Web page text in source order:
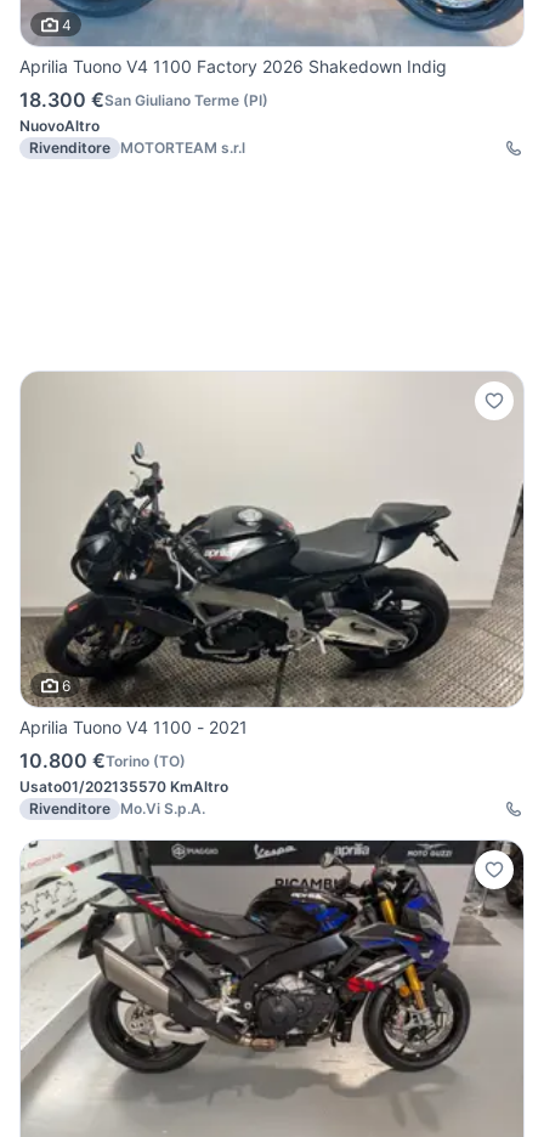
4
Aprilia Tuono V4 1100 Factory 2026 Shakedown Indig
18.300 €San Giuliano Terme (PI)
NuovoAltro
Rivenditore MOTORTEAM s.r.l
6
Aprilia Tuono V4 1100 - 2021
10.800 €Torino (TO)
Usato01/202135570 KmAltro
Rivenditore Mo.Vi S.p.A.